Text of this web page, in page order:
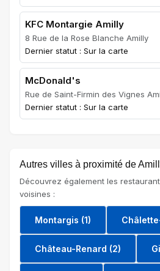
KFC Montargie Amilly
8 Rue de la Rose Blanche Amilly
Dernier statut : Sur la carte
McDonald's
Rue de Saint-Firmin des Vignes
Dernier statut : Sur la carte
Autres villes à proximité de
Découvrez également les
voisines :
Montargis (1)
Château-Renard (2)